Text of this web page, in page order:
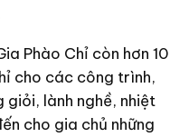
Phào Chỉ còn hơn 10
cho các công trình,
lành nghề, nhiệt
cho gia chủ những